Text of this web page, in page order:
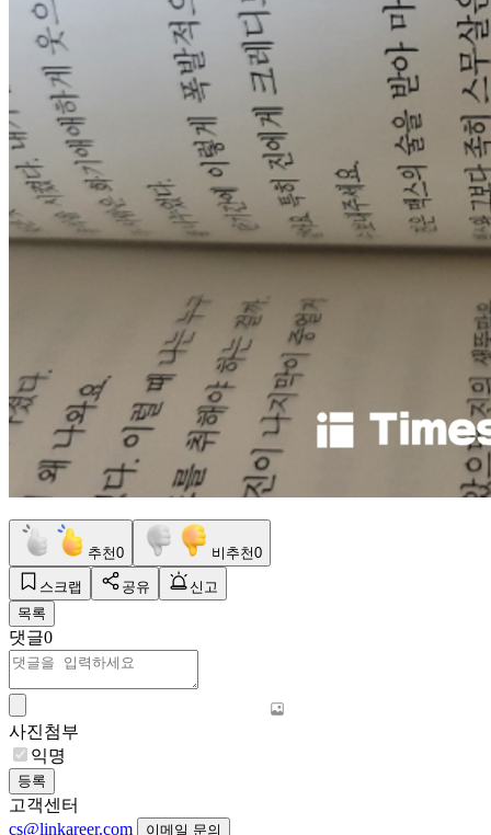
추천0 비추천0
스크랩 공유
신고
목록
댓글0
사진첨부
익명
등록
고객센터
cs@linkareer.com
이메일 문의